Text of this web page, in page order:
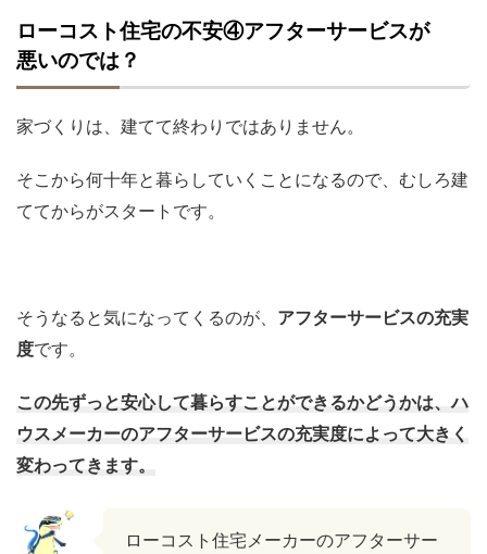
ローコスト住宅の不安④アフターサービスが
悪いのでは？
家づくりは、建てて終わりではありません。
そこから何十年と暮らしていくことになるので、むしろ建
ててからがスタートです。
そうなると気になってくるのが、 アフターサービスの充実
度です。
この先ずっと安心して暮らすことができるかどうかは、ハ
ウスメーカーのアフターサービスの充実度によって大きく
変わってきます。
ローコスト住宅メーカーのアフターサー